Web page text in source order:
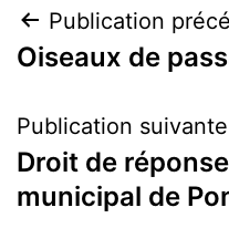
Navigation
de
l’article
Publication
Oiseaux de
Publication suivante
Droit de
municipal de